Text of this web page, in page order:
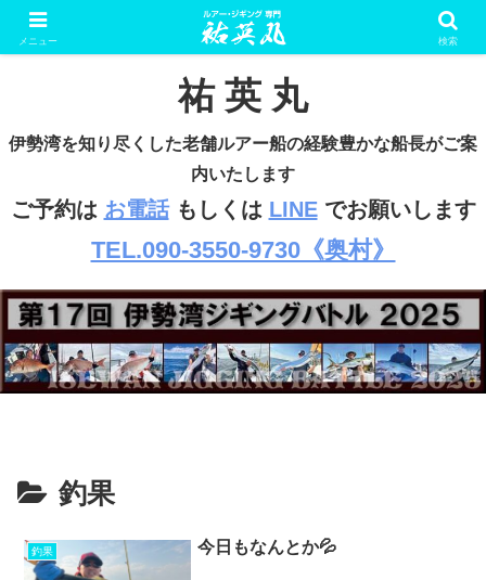
ルアー・ジギング専門 遊漁船
祐 英 丸
伊勢湾を知り尽くした老舗ルアー船の経験豊かな船長がご案
内いたします
ご予約は お電話もしくは LINEでお願いします
TEL.090-3550-9730《奥村》
釣果
釣果 今日もなんとか💦
メニュー 検索